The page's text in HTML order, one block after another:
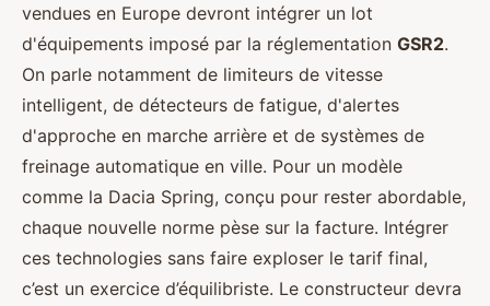
vendues en Europe devront intégrer un lot
d'équipements imposé par la réglementation GSR2.
On parle notamment de limiteurs de vitesse
intelligent, de détecteurs de fatigue, d'alertes
d'approche en marche arrière et de systèmes de
freinage automatique en ville. Pour un modèle
comme la Dacia Spring, conçu pour rester abordable,
chaque nouvelle norme pèse sur la facture. Intégrer
ces technologies sans faire exploser le tarif final,
c’est un exercice d’équilibriste. Le constructeur devra